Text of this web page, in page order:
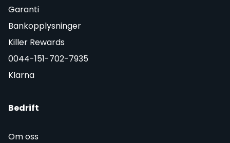
Garanti
Bankopplysninger
Killer Rewards
0044-151-702-7935
Klarna
Bedrift
Om oss